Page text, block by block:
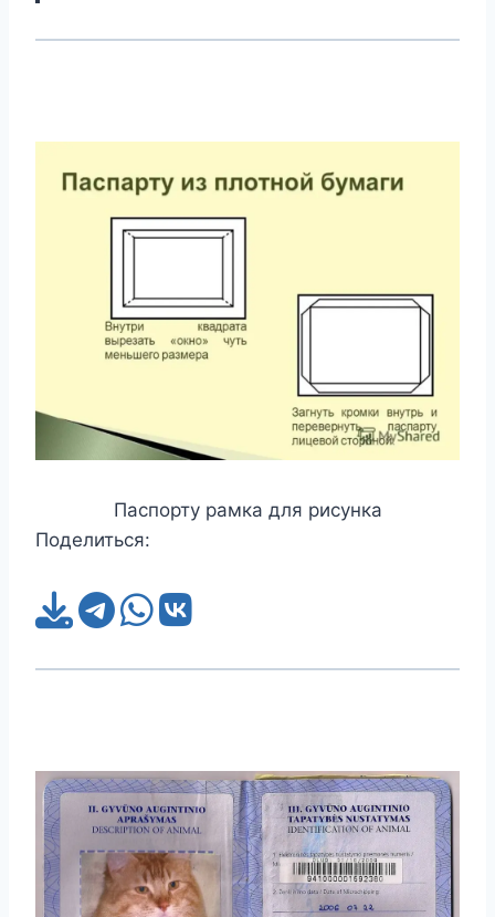
Паспорту рамка для рисунка
Поделиться: